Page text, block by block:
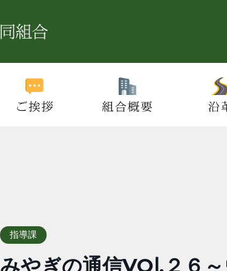
指導課
みやぎの通信VOⅼ.２６